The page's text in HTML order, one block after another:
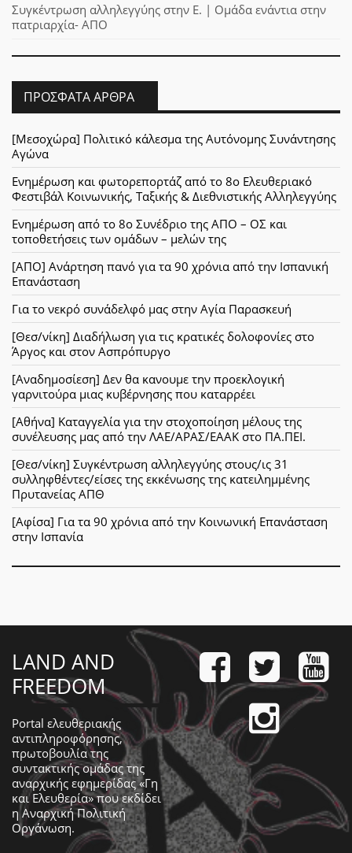
Συγκέντρωση αλληλεγγύης στην Ε. | Ομάδα ενάντια στην
πατριαρχία- ΑΠΟ
ΠΡΌΣΦΑΤΑ ΆΡΘΡΑ
[Μεσοχώρα] Πολιτικό κάλεσμα της Αυτόνομης Συνάντησης
Αγώνα
Ενημέρωση και φωτορεπορτάζ από το 8ο Ελευθεριακό
Φεστιβάλ Κοινωνικής, Ταξικής & Διεθνιστικής Αλληλεγγύης
Ενημέρωση από το 8ο Συνέδριο της ΑΠΟ – ΟΣ και
τοποθετήσεις των ομάδων – μελών της
[ΑΠΟ] Ανάρτηση πανό για τα 90 χρόνια από την Ισπανική
Επανάσταση
Για το νεκρό συνάδελφό μας στην Αγία Παρασκευή
[Θεσ/νίκη] Διαδήλωση για τις κρατικές δολοφονίες στο
Άργος και στον Ασπρόπυργο
[Αναδημοσίεση] Δεν θα κανουμε την προεκλογική
γαρνιτούρα μιας κυβέρνησης που καταρρέει
[Αθήνα] Καταγγελία για την στοχοποίηση μέλους της
συνέλευσης μας από την ΛΑΕ/ΑΡΑΣ/ΕΑΑΚ στο ΠΑ.ΠΕΙ.
[Θεσ/νίκη] Συγκέντρωση αλληλεγγύης στους/ις 31
συλληφθέντες/είσες της εκκένωσης της κατειλημμένης
Πρυτανείας ΑΠΘ
[Αφίσα] Για τα 90 χρόνια από την Κοινωνική Επανάσταση
στην Ισπανία
LAND AND
FREEDOM
Portal ελευθεριακής
αντιπληροφόρησης,
πρωτοβουλία της
συντακτικής ομάδας της
αναρχικής εφημερίδας «Γη
και Ελευθερία» που εκδίδει
ηΑναρχική Πολιτική
Οργάνωση.